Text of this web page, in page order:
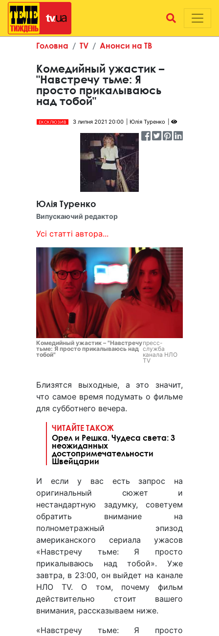
Головна TV Анонси на ТВ
Комедийный ужастик –
"Навстречу тьме: Я
просто прикалываюсь
над тобой"
ЕКСКЛЮЗИВ 3 липня 2021 20:00 Юлія Туренко
Юлія Туренко
Випускаючий редактор
Усі статті автора...
Комедийный ужастик – "Навстречу
тьме: Я просто прикалываюсь над
тобой"
пресс-
служба
канала НЛО
TV
Близятся выходные, а это значит,
что самое время подумать о фильме
для субботнего вечера.
ЧИТАЙТЕ ТАКОЖ
Орел и Решка. Чудеса света: 3
неожиданных
достопримечательности
Швейцарии
И если у вас есть запрос на
оригинальный сюжет и
нестандартную задумку, советуем
обратить внимание на
полнометражный эпизод
американского сериала ужасов
«Навстречу тьме: Я просто
прикалываюсь над тобой». Уже
завтра, в 23:00, он выйдет на канале
НЛО TV. О том, почему фильм
действительно стоит вашего
внимания, рассказываем ниже.
«Навстречу тьме: Я просто